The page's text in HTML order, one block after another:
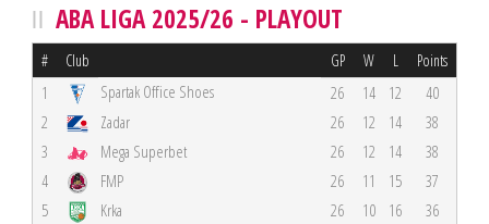
ABA LIGA 2025/26 - PLAYOUT
# Club GP W L Points
1 Spartak Office Shoes 26 14 12
40
2
Zadar 26 12 14
38
3
Mega Superbet 26 12 14
38
4
FMP 26 11 15
37
5
Krka 26 10 16 36